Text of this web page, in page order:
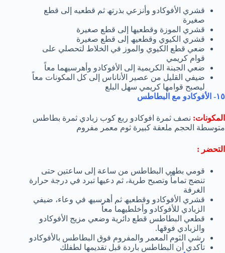
قشري الأفوكادو وأنزعي بذرتھ ثم قطعیه إلى قطع
صغیرة
قشري الموزة وقطعیھا إلى قطع صغیرة
قشري الكیوي وقطعیھ إلى قطع صغیرة
ضعي قطع الكیوي والموز في الخلاط لتحصلي على
قوام كریمي
ضعي الجبنة الكریمیة إلى الأفوكادو وأھرسیھما معاً
ضیفي القلیل من عصیر الأناناس إلى كل المكونات معاً
لیصبح قوامھا كریمي سھل البلع
١٥- الأفوكادو مع البطاطس
المكونات: نصف ثمرة افوكادو ربع كوب زبادي ثمرة بطاطس
متوسطة الحجم ملعقة كبیرة ثوم معمر مفروم
التحضر :
قومي بطھي البطاطس من ساعة إلى ساعتین حتى
تنضج تماماً وتصبح طریة، ثم دعیھا تبرد في درجة حرارة
الغرفة
قشري الأفوكادو وقطعیھ ثم أھرسیھ في وعاء، ضیفي
الزبادي للأفوكادو وأخلطیھما معاً
قطعي البطاطس قطع دائریة وضعي مزیج الأفوكادو
والزبادي فوقھا.
رشي الثوم المعمر والمفروم فوق البطاطس بالأفوكادو
تأكدي أن البطاطس باردة قبل تقدیمھا لطفلك